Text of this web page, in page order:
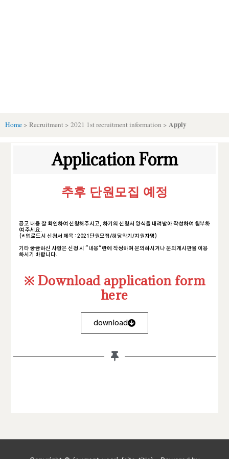
Home > Recruitment > 2021 1st recruitment information > Apply
Application Form
추후 단원모집 예정
공고 내용 잘 확인하여 신청해주시고, 하기의 신청서 양식을 내려받아 작성하여 첨부하
여 주세요.
(* 업로드시 신청서 제목 : 2021단원모집/해당악기/지원자명)
기타 궁금하신 사항은 신청 시 "내용"란에 작성하여 문의하시거나 문의게시판을 이용
하시기 바랍니다.
※ Download application form
here
download